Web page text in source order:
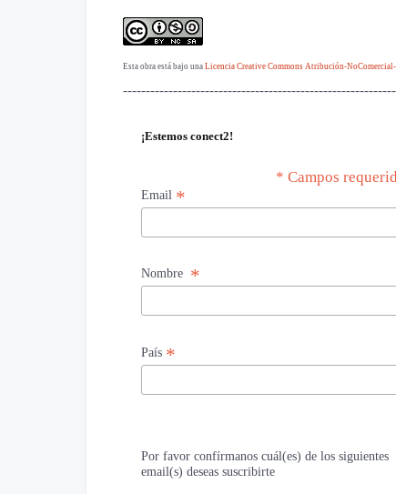
Esta obra está bajo una Licencia Creative Commons Atribución-
¡Estemos conect2!
* Campos
Email *
Nombre *
País *
Por favor confírmanos cuál(es) de los siguientes
email(s) deseas suscribirte